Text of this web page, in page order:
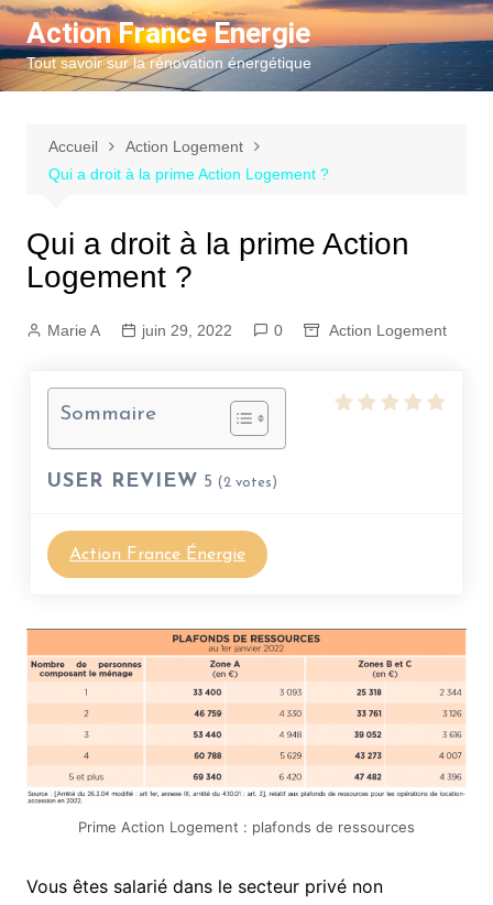
Aller
au
contenu
Action France Energie
Tout savoir sur la rénovation énergétique
Accueil
Action Logement
Qui a droit à la prime Action Logement ?
Qui a droit à la prime Action
Logement ?
Marie A juin 29, 2022 0 Action Logement
Sommaire
USER REVIEW 5 ( 2votes)
Action France Énergie
Prime Action Logement : plafonds de ressources
Vous êtes salarié dans le secteur privé non